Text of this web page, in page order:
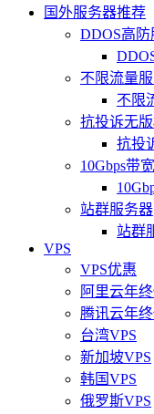
国外服务器推荐
DDOS高
不限流量
不限
抗投诉无
抗投
10Gbps带
站群服务器
站群
VPS
VPS优惠
阿里云年
腾讯云年
台湾VPS
新加坡VPS
韩国VPS
俄罗斯VPS